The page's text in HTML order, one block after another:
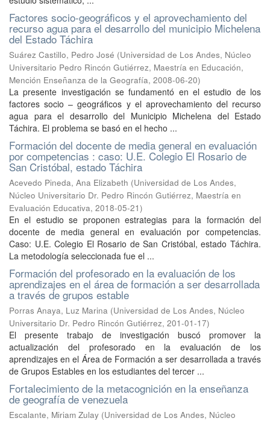
Factores socio-geográficos y el aprovechamiento del
recurso agua para el desarrollo del municipio Michelena
del Estado Táchira
Suárez Castillo, Pedro José (Universidad de Los Andes, Núcleo
Universitario Pedro Rincón Gutiérrez, Maestría en Educación,
Mención Enseñanza de la Geografía, 2008-06-20)
La presente investigación se fundamentó en el estudio de los
factores socio – geográficos y el aprovechamiento del recurso
agua para el desarrollo del Municipio Michelena del Estado
Táchira. El problema se basó en el hecho ...
Formación del docente de media general en evaluación
por competencias : caso: U.E. Colegio El Rosario de
San Cristóbal, estado Táchira
Acevedo Pineda, Ana Elizabeth (Universidad de Los Andes,
Núcleo Universitario Dr. Pedro Rincón Gutiérrez, Maestría en
Evaluación Educativa, 2018-05-21)
En el estudio se proponen estrategias para la formación del
docente de media general en evaluación por competencias.
Caso: U.E. Colegio El Rosario de San Cristóbal, estado Táchira.
La metodología seleccionada fue el ...
Formación del profesorado en la evaluación de los
aprendizajes en el área de formación a ser desarrollada
a través de grupos estable
Porras Anaya, Luz Marina (Universidad de Los Andes, Núcleo
Universitario Dr. Pedro Rincón Gutiérrez, 201-01-17)
El presente trabajo de investigación buscó promover la
actualización del profesorado en la evaluación de los
aprendizajes en el Área de Formación a ser desarrollada a través
de Grupos Estables en los estudiantes del tercer ...
Fortalecimiento de la metacognición en la enseñanza
de geografía de venezuela
Escalante, Miriam Zulay (Universidad de Los Andes, Núcleo